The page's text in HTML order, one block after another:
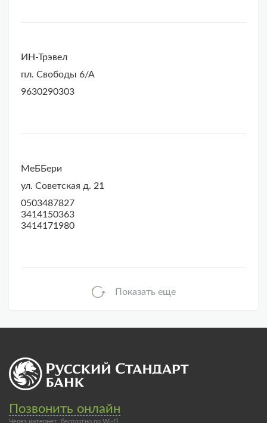
ИН-Трэвел
пл. Свободы 6/А
9630290303
МеББери
ул. Советская д. 21
0503487827
3414150363
3414171980
Показать еще
Позвонить онлайн